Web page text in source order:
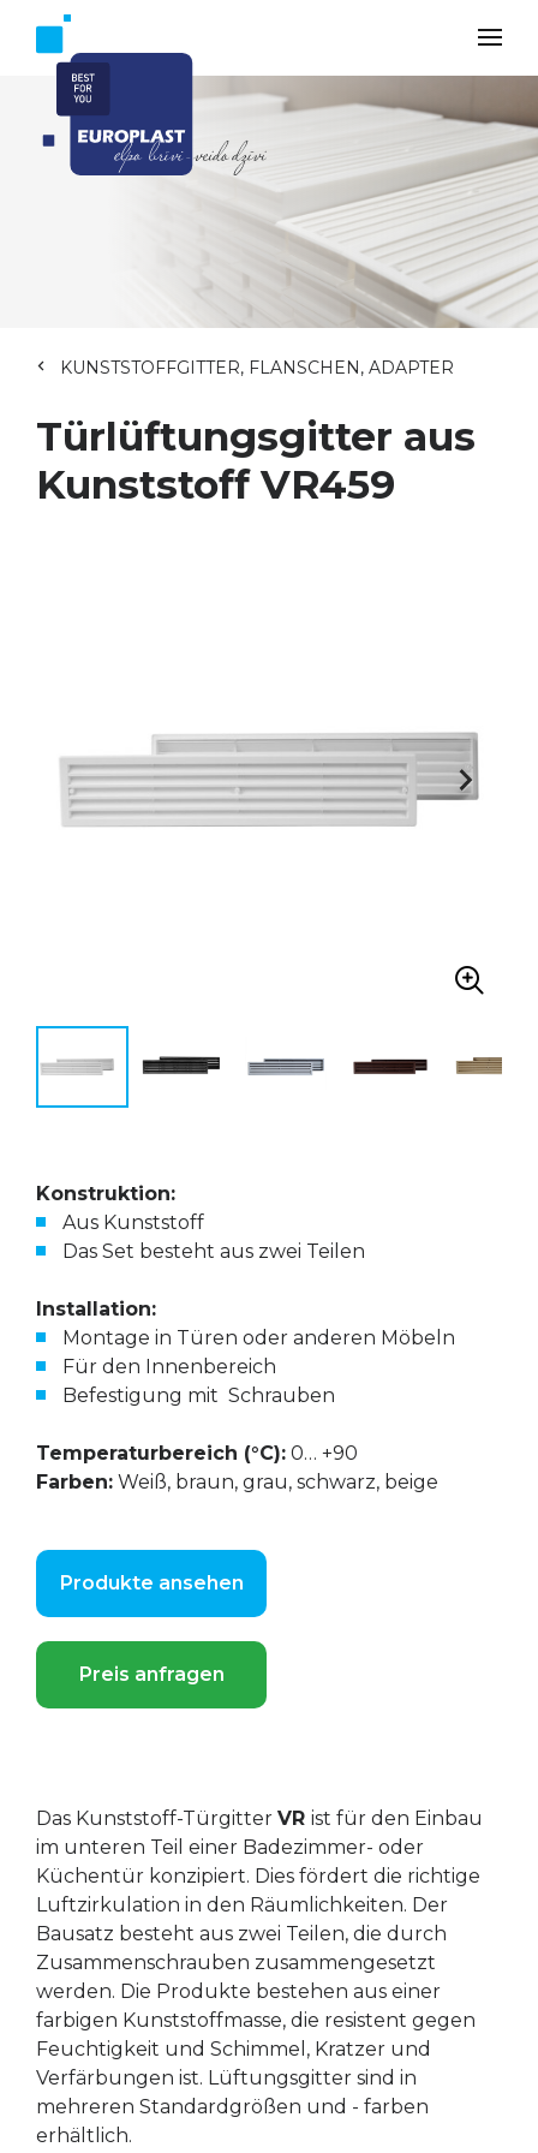
KUNSTSTOFFGITTER, FLANSCHEN, ADAPTER
Türlüftungsgitter aus
Kunststoff VR459
Konstruktion:
Aus Kunststoff
Das Set besteht aus zwei Teilen
Installation:
Montage in Türen oder anderen Möbeln
Für den Innenbereich
Befestigung mit Schrauben
Temperaturbereich (°С): 0… +90
Farben: Weiß, braun, grau, schwarz, beige
Produkte ansehen
Preis anfragen
Das Kunststoff-Türgitter VR ist für den Einbau
im unteren Teil einer Badezimmer- oder
Küchentür konzipiert. Dies fördert die richtige
Luftzirkulation in den Räumlichkeiten. Der
Bausatz besteht aus zwei Teilen, die durch
Zusammenschrauben zusammengesetzt
werden. Die Produkte bestehen aus einer
farbigen Kunststoffmasse, die resistent gegen
Feuchtigkeit und Schimmel, Kratzer und
Verfärbungen ist. Lüftungsgitter sind in
mehreren Standardgrößen und - farben
erhältlich.